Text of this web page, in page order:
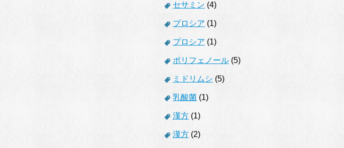
セサミン (4)
プロシア (1)
プロシア (1)
ポリフェノール (5)
ミドリムシ (5)
乳酸菌 (1)
漢方 (1)
漢方 (2)